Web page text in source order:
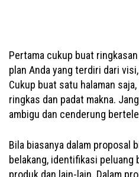
Pertama cukup buat
plan Anda yang terdiri dari
Cukup buat satu halaman
ringkas dan padat makna.
ambigu dan cenderung
Bila biasanya dalam proposal
belakang, identifikasi peluang
produk dan lain-lain. Dalam